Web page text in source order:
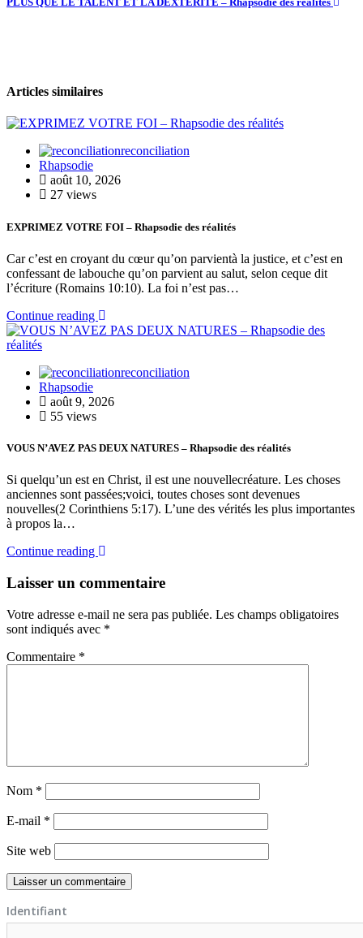
Articles similaires
reconciliation
Rhapsodie
août 10, 2026
27 views
EXPRIMEZ VOTRE FOI – Rhapsodie des réalités
Car c’est en croyant du cœur qu’on parvientà la justice, et c’est en
confessant de labouche qu’on parvient au salut, selon ceque dit
l’écriture (Romains 10:10). La foi n’est pas…
Continue reading
reconciliation
Rhapsodie
août 9, 2026
55 views
VOUS N’AVEZ PAS DEUX NATURES – Rhapsodie des réalités
Si quelqu’un est en Christ, il est une nouvellecréature. Les choses
anciennes sont passées;voici, toutes choses sont devenues
nouvelles(2 Corinthiens 5:17). L’une des vérités les plus importantes
à propos la…
Continue reading
Laisser un commentaire
Votre adresse e-mail ne sera pas publiée. Les champs obligatoires
sont indiqués avec *
Commentaire *
Nom *
E-mail *
Site web
Identifiant